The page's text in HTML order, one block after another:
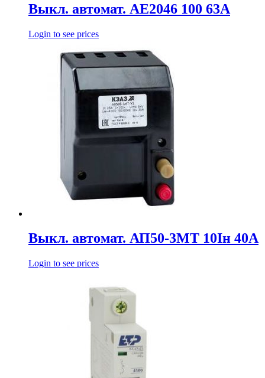
Выкл. автомат. АЕ2046 100 63А
Login to see prices
Выкл. автомат. АП50-3МТ 10Iн 40А
Login to see prices